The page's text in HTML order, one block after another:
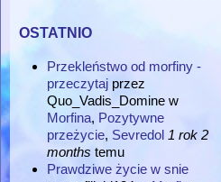
ostatnio
Przekleństwo od morfiny -
przeczytaj przez
Quo_Vadis_Domine w
Morfina, Pozytywne
przeżycie, Sevredol 1 rok 2
months temu
Prawdziwe życie w snie